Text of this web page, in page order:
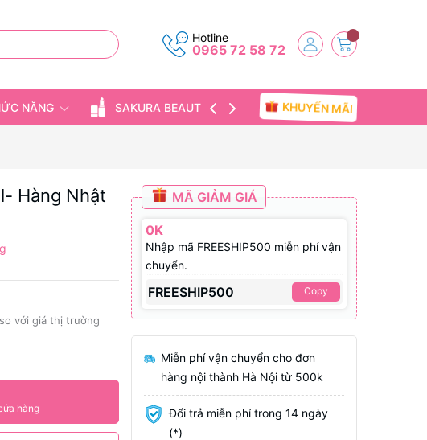
Hotline
0965 72 58 72
NĂNG SAKURA BEAUTY TIN TỨC
KHUYẾN MÃI
Hàng Nhật
so với giá thị trường
hàng
MÃ GIẢM GIÁ
0K
Nhập mã FREESHIP500 miễn phí vận
chuyển.
FREESHIP500 Copy
Miễn phí vận chuyển cho đơn
hàng nội thành Hà Nội từ 500k
Đổi trả miễn phí trong 14 ngày
(*)